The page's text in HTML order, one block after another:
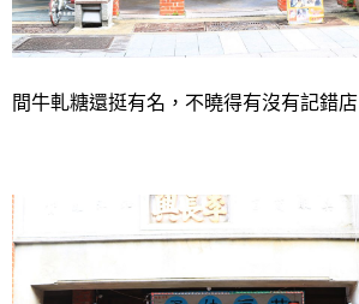
間牛軋糖還挺有名，不曉得有沒有記錯店